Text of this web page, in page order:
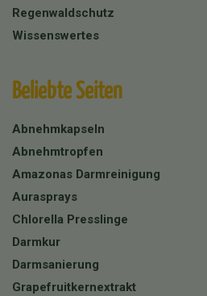
Regenwaldschutz
Wissenswertes
Beliebte Seiten
Abnehmkapseln
Abnehmtropfen
Amazonas Darmreinigung
Aurasprays
Chlorella Presslinge
Darmkur
Darmsanierung
Grapefruitkernextrakt